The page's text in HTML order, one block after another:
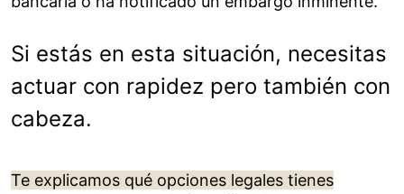
Si estás en esta situación, necesitas
actuar con rapidez pero también con
cabeza.
Te explicamos qué opciones legales tienes